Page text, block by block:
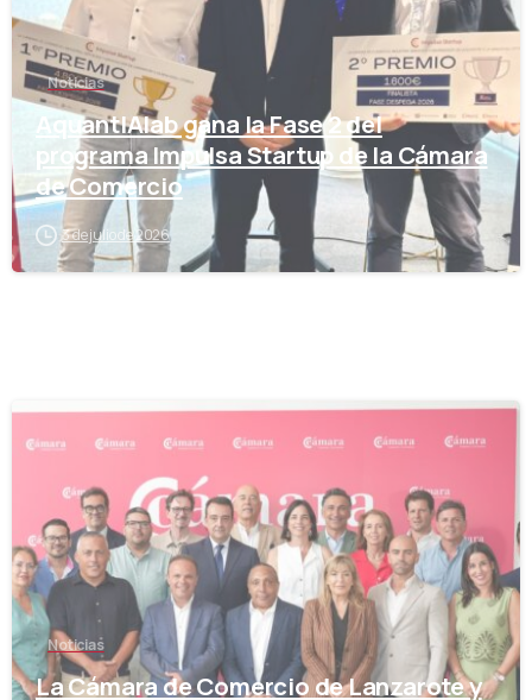
Noticias
AquantIAlab gana la Fase 2 del
programa Impulsa Startup de la Cámara
de Comercio
3 de julio de 2026
Noticias
La Cámara de Comercio de Lanzarote y